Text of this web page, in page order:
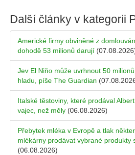
Další články v kategorii
Americké firmy obviněné z
dohodě 53 milionů darují
Jev El Niňo může uvrhnout 50
hladu, píše The Guardian
Italské těstoviny, které prodával
vajec, než měly (06.08.2026)
Přebytek mléka v Evropě a tlak
mlékárny prodávat vybrané produkty
(06.08.2026)